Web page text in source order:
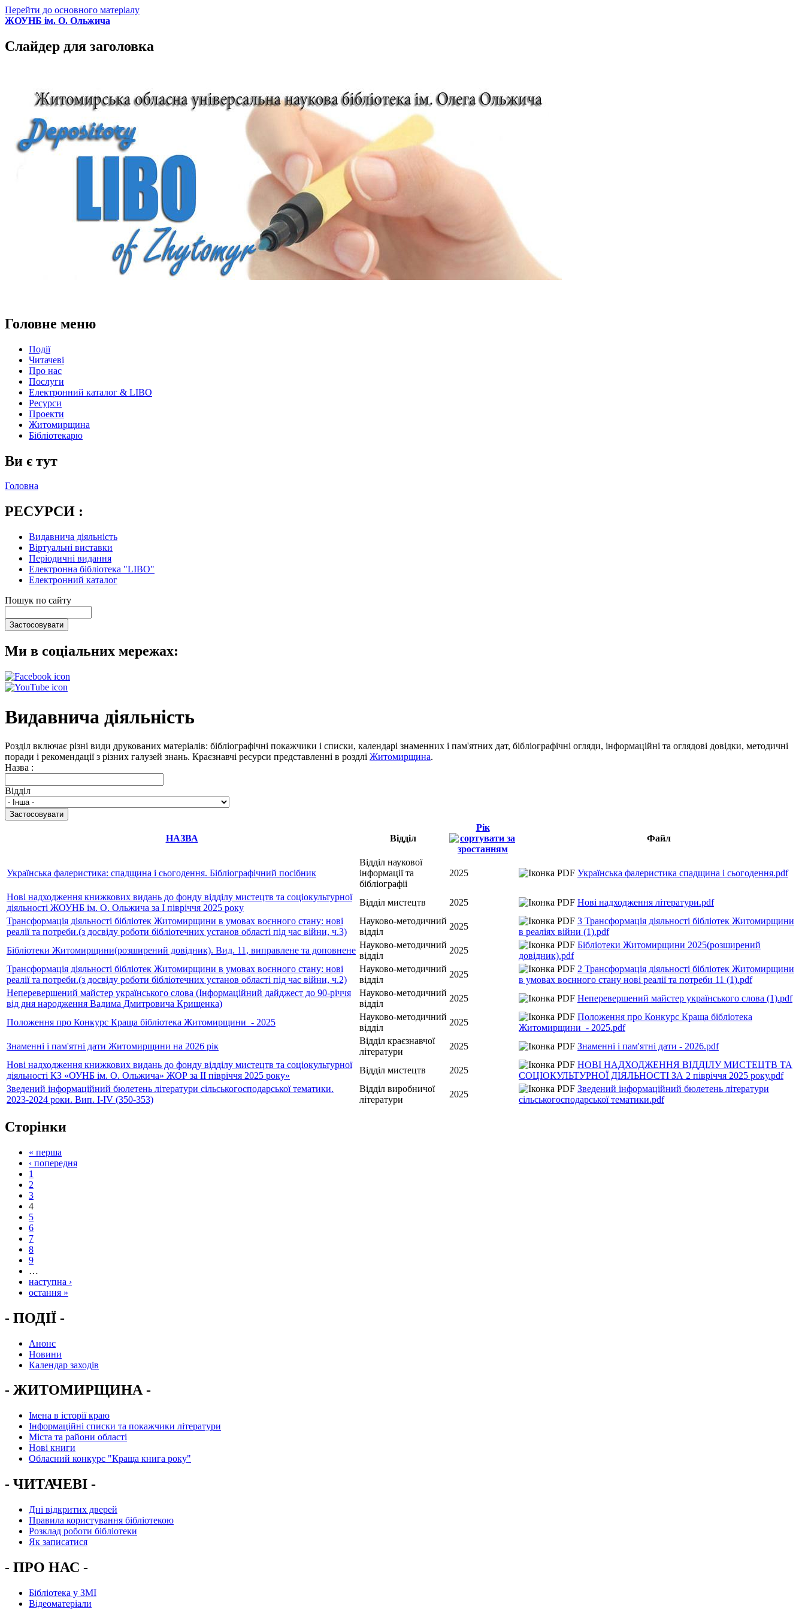
Перейти до основного матеріалу
ЖОУНБ ім. О. Ольжича
Слайдер для заголовка
Головне меню
Події
Читачеві
Про нас
Послуги
Електронний каталог & LIBO
Ресурси
Проекти
Житомирщина
Бібліотекарю
Ви є тут
Головна
РЕСУРСИ :
Видавнича діяльність
Віртуальні виставки
Періодичні видання
Електронна бібліотека "LIBO"
Електронний каталог
Пошук по сайту
Ми в соціальних мережах:
Видавнича діяльність
Розділ включає різні види друкованих матеріалів: бібліографічні покажчики і списки, календарі знаменних і пам'ятних дат, бібліографічні огляди, інформаційні та оглядові довідки, методичні
поради і рекомендації з різних галузей знань. Краєзнавчі ресурси представленні в роздлі Житомирщина.
Назва :
Відділ
НАЗВА Відділ
Рік
Файл
Українська фалеристика: спадщина і сьогодення. Бібліографічний посібник
Відділ наукової
інформації та
бібліографіі
2025 Українська фалеристика спадщина і сьогодення.pdf
Нові надходження книжкових видань до фонду відділу мистецтв та соціокультурної
діяльності ЖОУНБ ім. О. Ольжича за І півріччя 2025 року
Відділ мистецтв 2025
Нові надходження літератури.pdf
Трансформація діяльності бібліотек Житомирщини в умовах воєнного стану: нові
реалії та потреби.(з досвіду роботи бібліотечних установ області під час війни, ч.3)
Науково-методичний
відділ
2025
3 Трансформація діяльності бібліотек Житомирщини
в реаліях війни (1).pdf
Бібліотеки Житомирщини(розширений довідник). Вид. 11, виправлене та доповнене
Науково-методичний
відділ
2025
Бібліотеки Житомирщини 2025(розширений
довідник).pdf
Трансформація діяльності бібліотек Житомирщини в умовах воєнного стану: нові
реалії та потреби.(з досвіду роботи бібліотечних установ області під час війни, ч.2)
Науково-методичний
відділ
2025
2 Трансформація діяльності бібліотек Житомирщини
в умовах воєнного стану нові реалії та потреби 11 (1).pdf
Неперевершений майстер українського слова (Інформаційний дайджест до 90-річчя
від дня народження Вадима Дмитровича Крищенка)
Науково-методичний
відділ
2025 Неперевершений майстер українського слова (1).pdf
Положення про Конкурс Краща бібліотека Житомирщини_- 2025
Науково-методичний
відділ
2025
Положення про Конкурс Краща бібліотека
Житомирщини_- 2025.pdf
Знаменні і пам'ятні дати Житомирщини на 2026 рік
Відділ краєзнавчої
літератури
2025
Знаменні і пам'ятні дати - 2026.pdf
Нові надходження книжкових видань до фонду відділу мистецтв та соціокультурної
діяльності КЗ «ОУНБ ім. О. Ольжича» ЖОР за ІІ півріччя 2025 року»
Відділ мистецтв 2025
НОВІ НАДХОДЖЕННЯ ВІДДІЛУ МИСТЕЦТВ ТА
СОЦІОКУЛЬТУРНОЇ ДІЯЛЬНОСТІ ЗА 2 півріччя 2025 року.pdf
Зведений інформаційний бюлетень літератури сільськогосподарської тематики.
2023-2024 роки. Вип. І-ІV (350-353)
Відділ виробничої
літератури
2025
Зведений інформаційний бюлетень літератури
сільськогосподарської тематики.pdf
Сторінки
« перша
‹ попередня
1
2
3
4
5
6
7
8
9
…
наступна ›
остання »
- ПОДІЇ -
Анонс
Новини
Календар заходів
- ЖИТОМИРЩИНА -
Імена в історії краю
Інформаційні списки та покажчики літератури
Міста та райони області
Нові книги
Обласний конкурс "Краща книга року"
- ЧИТАЧЕВІ -
Дні відкритих дверей
Правила користування бібліотекою
Розклад роботи бібліотеки
Як записатися
- ПРО НАС -
Бібліотека у ЗМІ
Відеоматеріали